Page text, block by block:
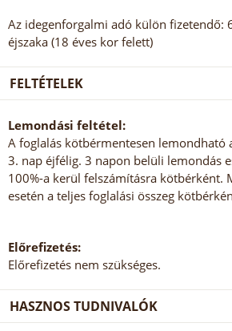
Az idegenforgalmi adó külön fizetendő:
éjszaka (18 éves kor felett)
FELTÉTELEK
Lemondási feltétel:
A foglalás kötbérmentesen lemondható
3. nap éjfélig. 3 napon belüli lemondás
100%-a kerül felszámításra kötbérként.
esetén a teljes foglalási összeg
Előrefizetés:
Előrefizetés nem szükséges.
HASZNOS TUDNIVALÓK